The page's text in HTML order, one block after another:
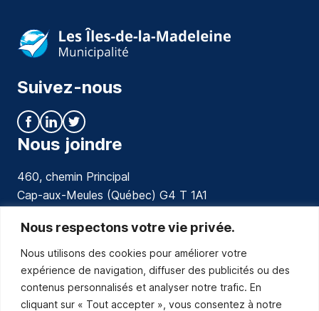
Nous respectons votre vie privée.
Nous utilisons des cookies pour améliorer votre
expérience de navigation, diffuser des publicités ou des
contenus personnalisés et analyser notre trafic. En
cliquant sur « Tout accepter », vous consentez à notre
Suivez-nous
Nous joindre
460, chemin Principal
Cap-aux-Meules (Québec) G4 T 1A1
communications@muniles.ca
418 986-3100
Composez le 1 en tout temps pour toutes urgences.
Abonnez-vous